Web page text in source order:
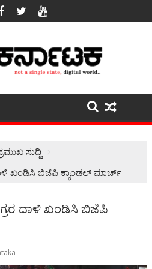
ಸುದ್ದಿ
ಖಂಡಿಸಿ ಬಿಜೆಪಿ ಕ್ಯಾಂಡಲ್ ಮಾರ್ಚ್
ದಾಳಿ ಖಂಡಿಸಿ ಬಿಜೆಪಿ